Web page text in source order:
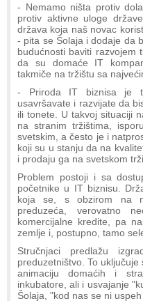
- Nemamo ništa protiv
protiv aktivne uloge
država koja naš novac
- pita se Šolaja i dodaje da
budućnosti baviti
da su domaće IT
takmiče na tržištu sa
- Priroda IT biznisa je
usavršavate i razvijate da
ili tonete. U takvoj situaciji
na stranim tržištima,
svetskim, a često je i
koji su u stanju da na
i prodaju ga na svetskom
Problem postoji i sa
početnike u IT biznisu.
koja se, s obzirom na
preduzeća, verovatno
komercijalne kredite, pa
zemlje i, postupno, tamo
Stručnjaci predlažu
preduzetništvo. To uključuje
animaciju domaćih i
inkubatore, ali i usvajanje
Šolaja, "kod nas se ni